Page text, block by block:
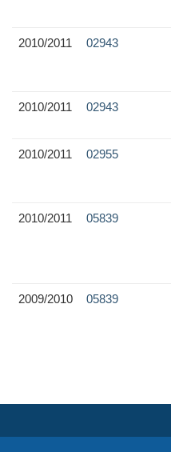
2010/2011 02943
2010/2011 02943
2010/2011 02955
2010/2011 05839
2009/2010 05839